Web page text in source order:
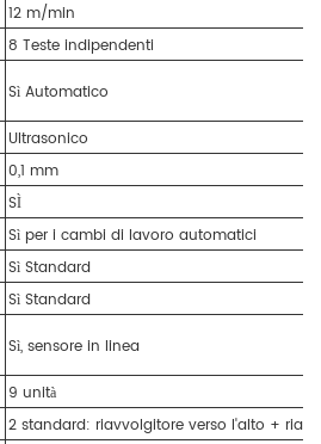
12 m/min
8 Teste indipendenti
Sì Automatico
Ultrasonico
0,1 mm
SÌ
Sì per i cambi di lavoro automatici
Sì Standard
Sì Standard
Sì, sensore in linea
9 unità
2 standard: riavvolgitore verso l'alto +